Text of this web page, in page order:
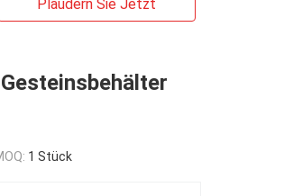
Plaudern Sie Jetzt
1 Stück